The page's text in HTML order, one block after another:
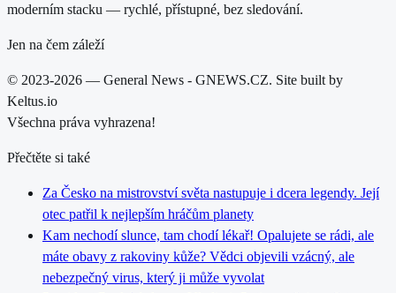
moderním stacku — rychlé, přístupné, bez sledování.
Jen na čem záleží
© 2023-2026 — General News - GNEWS.CZ. Site built by
Keltus.io
Všechna práva vyhrazena!
Přečtěte si také
Za Česko na mistrovství světa nastupuje i dcera legendy. Její
otec patřil k nejlepším hráčům planety
Kam nechodí slunce, tam chodí lékař! Opalujete se rádi, ale
máte obavy z rakoviny kůže? Vědci objevili vzácný, ale
nebezpečný virus, který ji může vyvolat